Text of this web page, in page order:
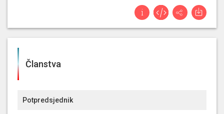
Članstva
Potpredsjednik